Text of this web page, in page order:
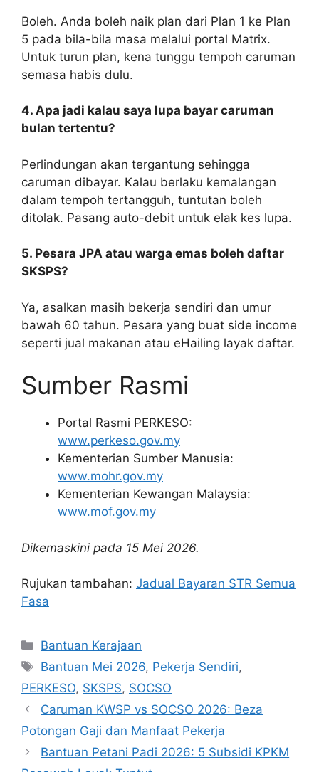
Boleh. Anda boleh naik plan dari Plan 1 ke Plan
5 pada bila-bila masa melalui portal Matrix.
Untuk turun plan, kena tunggu tempoh caruman
semasa habis dulu.
4. Apa jadi kalau saya lupa bayar caruman
bulan tertentu?
Perlindungan akan tergantung sehingga
caruman dibayar. Kalau berlaku kemalangan
dalam tempoh tertangguh, tuntutan boleh
ditolak. Pasang auto-debit untuk elak kes lupa.
5. Pesara JPA atau warga emas boleh daftar
SKSPS?
Ya, asalkan masih bekerja sendiri dan umur
bawah 60 tahun. Pesara yang buat side income
seperti jual makanan atau eHailing layak daftar.
Sumber Rasmi
Portal Rasmi PERKESO:
www.perkeso.gov.my
Kementerian Sumber Manusia:
www.mohr.gov.my
Kementerian Kewangan Malaysia:
www.mof.gov.my
Dikemaskini pada 15 Mei 2026.
Rujukan tambahan: Jadual Bayaran STR Semua
Fasa
Categories
Bantuan Kerajaan
Tags
Bantuan Mei 2026, Pekerja Sendiri,
PERKESO, SKSPS, SOCSO
Caruman KWSP vs SOCSO 2026: Beza
Potongan Gaji dan Manfaat Pekerja
Bantuan Petani Padi 2026: 5 Subsidi KPKM